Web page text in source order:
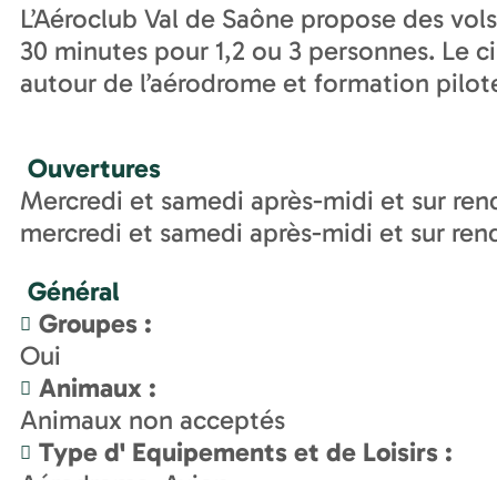
L’Aéroclub Val de Saône propose des
30 minutes pour 1,2 ou 3 personnes. Le
autour de l’aérodrome et formation
Ouvertures
Mercredi et samedi après-midi et sur
mercredi et samedi après-midi et sur
Général
Groupes :
Oui
Animaux :
Animaux non acceptés
Type d' Equipements et de Loisirs :